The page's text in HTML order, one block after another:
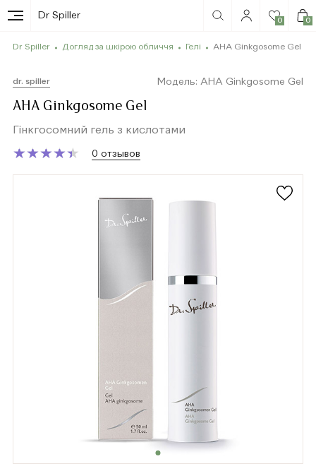
Dr Spiller
0 0
Dr Spiller Догляд за шкірою обличчя Гелі AHA Ginkgosome Gel
dr. spiller Модель: AHA Ginkgosome Gel
AHA Ginkgosome Gel
Гінкгосомний гель з кислотами
★
★★
★★
★★
★★
★ 0 отзывов